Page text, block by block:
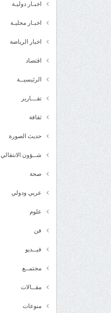
اخبـار دوليـة
اخبـار محليـة
اخبار الرياضة
اقتصاد
الرئيسيــة
تقـــارير
ثقافة
حديث الصورة
شــؤون الانتقالي
صحة
عربي ودولي
علوم
فن
فيــديو
مجتمــع
مقــالات
منوعات